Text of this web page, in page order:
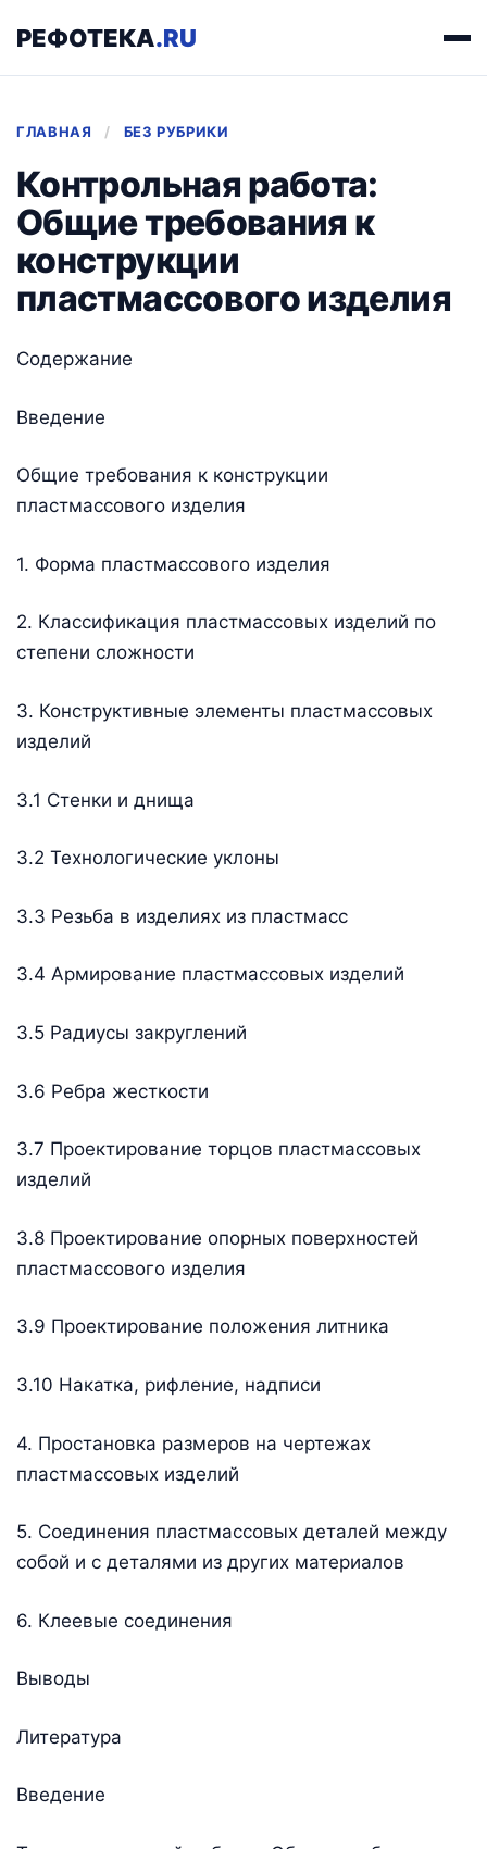
РЕФОТЕКА.RU
ГЛАВНАЯ / БЕЗ РУБРИКИ
Контрольная работа:
Общие требования к
конструкции
пластмассового изделия
Содержание
Введение
Общие требования к конструкции
пластмассового изделия
1. Форма пластмассового изделия
2. Классификация пластмассовых изделий по
степени сложности
3. Конструктивные элементы пластмассовых
изделий
3.1 Стенки и днища
3.2 Технологические уклоны
3.3 Резьба в изделиях из пластмасс
3.4 Армирование пластмассовых изделий
3.5 Радиусы закруглений
3.6 Ребра жесткости
3.7 Проектирование торцов пластмассовых
изделий
3.8 Проектирование опорных поверхностей
пластмассового изделия
3.9 Проектирование положения литника
3.10 Накатка, рифление, надписи
4. Простановка размеров на чертежах
пластмассовых изделий
5. Соединения пластмассовых деталей между
собой и с деталями из других материалов
6. Клеевые соединения
Выводы
Литература
Введение